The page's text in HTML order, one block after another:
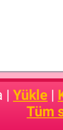
| Yükle |
Tüm